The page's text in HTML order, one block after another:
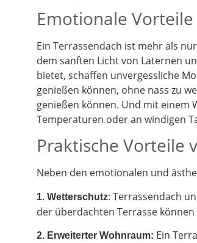
Emotionale Vorteile
Ein Terrassendach ist mehr als
dem sanften Licht von Laternen
bietet, schaffen unvergessliche
genießen können, ohne nass zu
genießen können. Und mit einem
Temperaturen oder an windigen
Praktische Vorteile
Neben den emotionalen und
1. Wetterschutz: Terrassendach
der überdachten Terrasse
2. Erweiterter Wohnraum: Ein